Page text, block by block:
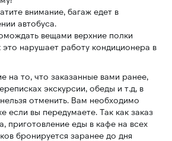
внимание, багаж едет в
автобуса.
вещами верхние полки
это нарушает работу кондиционера в
на то, что заказанные вами ранее,
экскурсии, обеды и т.д, в
отменить. Вам необходимо
если вы передумаете. Так как заказ
приготовление еды в кафе на всех
бронируется заранее до дня